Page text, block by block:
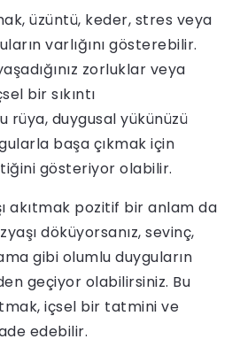
üzüntü, keder, stres veya
varlığını gösterebilir.
zorluklar veya
bir sıkıntı
rüya, duygusal yükünüzü
başa çıkmak için
gösteriyor olabilir.
akıtmak pozitif bir anlam da
döküyorsanız, sevinç,
gibi olumlu duyguların
geçiyor olabilirsiniz. Bu
içsel bir tatmini ve
edebilir.